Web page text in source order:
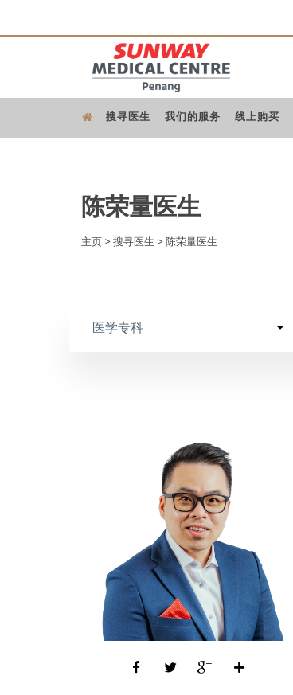
搜寻医生 我们的服务 线上购买
陈荣量医生
主页 > 搜寻医生 > 陈荣量医生